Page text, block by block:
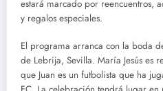
estará marcado por reencuentros,
y regalos especiales.
El programa arranca con la boda
de Lebrija, Sevilla. María Jesús es
que Juan es un futbolista que ha